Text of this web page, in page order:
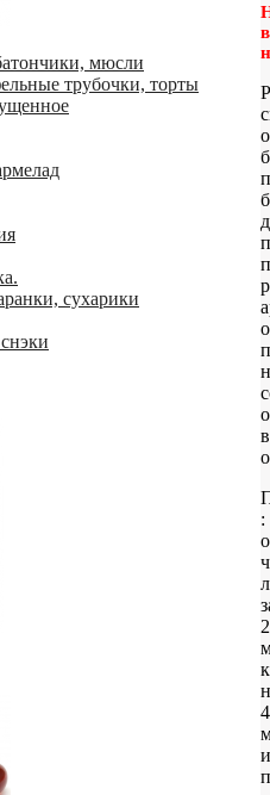
мюсли
трубочки, торты
сухарики
в
в
:
и